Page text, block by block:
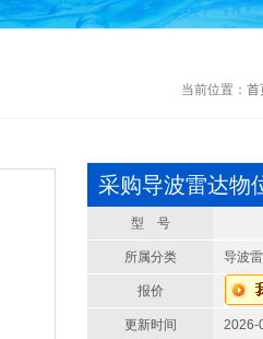
当前位置： 首
采购导波雷达物
型 号
所属分类 导波
报价
更新时间 2026-